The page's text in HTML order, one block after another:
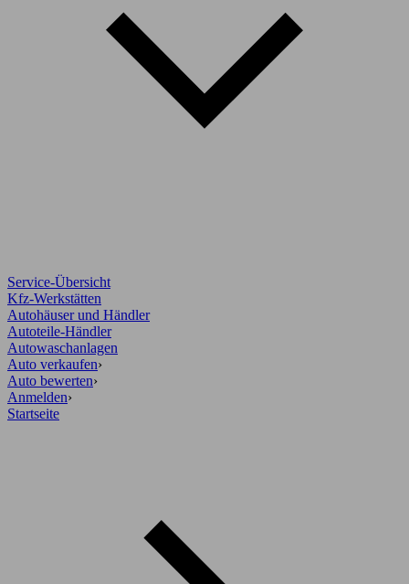
Service-Übersicht
Kfz-Werkstätten
Autohäuser und Händler
Autoteile-Händler
Autowaschanlagen
Auto verkaufen›
Auto bewerten›
Anmelden›
Startseite